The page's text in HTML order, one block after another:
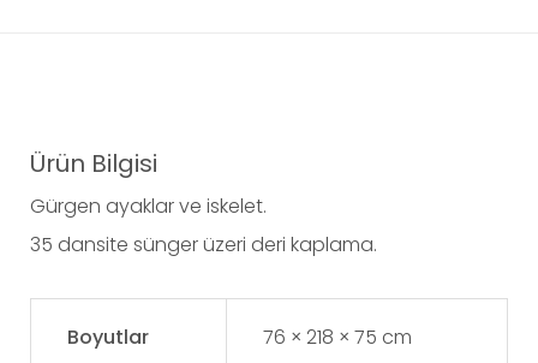
Ürün Bilgisi
Gürgen ayaklar ve iskelet.
35 dansite sünger üzeri deri kaplama.
Boyutlar 76 × 218 × 75 cm